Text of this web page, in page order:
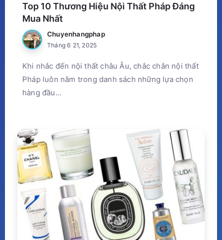
Top 10 Thương Hiệu Nội Thất Pháp Đáng
Mua Nhất
Chuyenhangphap
Tháng 6 21, 2025
Khi nhắc đến nội thất châu Âu, chắc chắn nội thất
Pháp luôn nằm trong danh sách những lựa chọn
hàng đầu...